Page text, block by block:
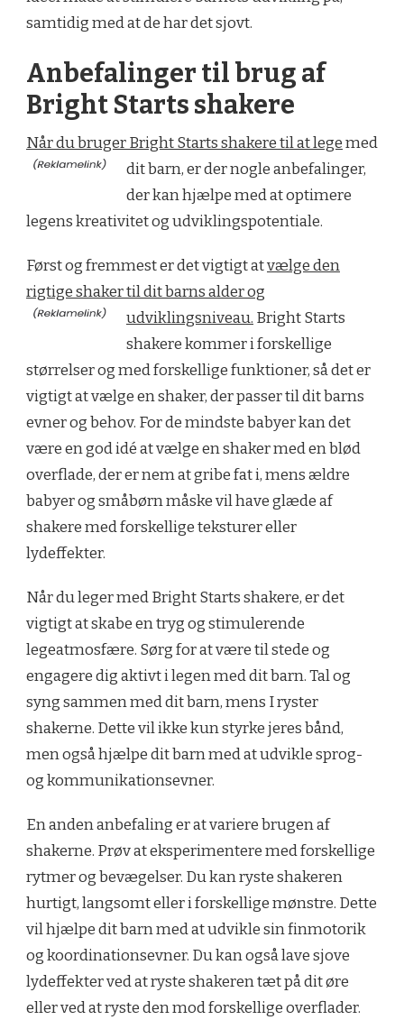
samtidig med at de har det sjovt.
Anbefalinger til brug af
Bright Starts shakere
Når du bruger Bright Starts shakere til at legemed
dit barn, er der nogle anbefalinger,
der kan hjælpe med at optimere
legens kreativitet og udviklingspotentiale.
Først og fremmest er det vigtigt atvælge den
rigtige shaker til dit barns alder og
udviklingsniveau. Bright Starts
shakere kommer i forskellige
størrelser og med forskellige funktioner, så det er
vigtigt at vælge en shaker, der passer til dit barns
evner og behov. For de mindste babyer kan det
være en god idé at vælge en shaker med en blød
overflade, der er nem at gribe fat i, mens ældre
babyer og småbørn måske vil have glæde af
shakere med forskellige teksturer eller
lydeffekter.
Når du leger med Bright Starts shakere, er det
vigtigt at skabe en tryg og stimulerende
legeatmosfære. Sørg for at være til stede og
engagere dig aktivt i legen med dit barn. Tal og
syng sammen med dit barn, mens I ryster
shakerne. Dette vil ikke kun styrke jeres bånd,
men også hjælpe dit barn med at udvikle sprog-
og kommunikationsevner.
En anden anbefaling er at variere brugen af
shakerne. Prøv at eksperimentere med forskellige
rytmer og bevægelser. Du kan ryste shakeren
hurtigt, langsomt eller i forskellige mønstre. Dette
vil hjælpe dit barn med at udvikle sin finmotorik
og koordinationsevner. Du kan også lave sjove
lydeffekter ved at ryste shakeren tæt på dit øre
eller ved at ryste den mod forskellige overflader.